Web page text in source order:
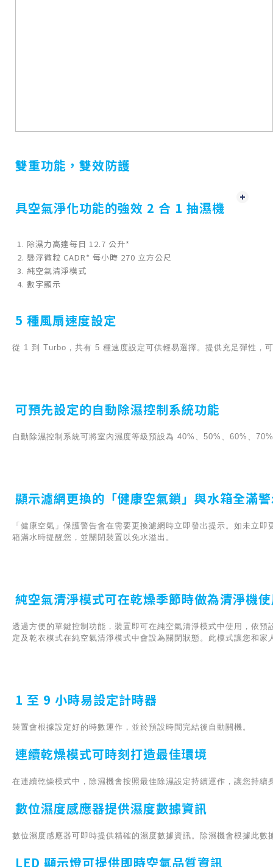
雙重功能，雙效防護
具空氣淨化功能的強效 2 合 1 抽濕機
除濕力高達每日 12.7 公升*
懸浮微粒 CADR* 每小時 270 立方公尺
純空氣清淨模式
數字顯示
5 種風扇速度設定
從 1 到 Turbo，共有 5 種速度設定可供輕易選擇。提供充足彈性，
可預先設定的自動除濕控制系統功能
自動除濕控制系統可將室內濕度等級預設為 40%、50%、60%、
顯示濾網更換的「健康空氣鎖」與水箱全滿
「健康空氣」保護警告會在需要更換濾網時立即發出提示。如未立
箱滿水時提醒您，並關閉裝置以免水溢出。
純空氣清淨模式可在乾燥季節時做為清淨機
透過方便的單鍵控制功能，裝置即可在純空氣清淨模式中使用，依
定及乾衣模式在純空氣清淨模式中會設為關閉狀態。此模式讓您和
1 至 9 小時易設定計時器
裝置會根據設定好的時數運作，並於預設時間完結後自動關機。
連續乾燥模式可時刻打造最佳環境
在連續乾燥模式中，除濕機會按照最佳除濕設定持續運作，讓您持續
數位濕度感應器提供濕度數據資訊
數位濕度感應器可即時提供精確的濕度數據資訊。除濕機會根據此
LED 顯示燈可提供即時空氣品質資訊